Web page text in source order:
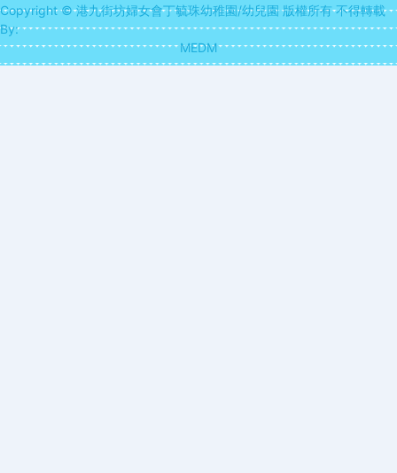
Copyright © 港九街坊婦女會丁毓珠幼稚園/幼兒園 版權所有 不得轉載
By:
MEDM